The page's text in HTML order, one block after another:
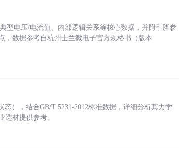
型电压/电流值、内部逻辑关系等核心数据，并附引脚参
，数据参考自杭州士兰微电子官方规格书（版本
），结合GB/T 5231-2012标准数据，详细分析其力学
材提供参考。